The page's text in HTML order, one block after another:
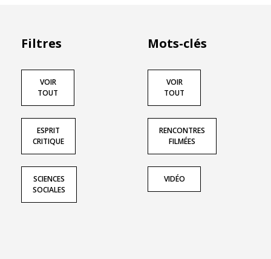
Filtres
VOIR
TOUT
ESPRIT
CRITIQUE
SCIENCES
SOCIALES
Mots-clés
VOIR
TOUT
RENCONTRES
FILMÉES
VIDÉO